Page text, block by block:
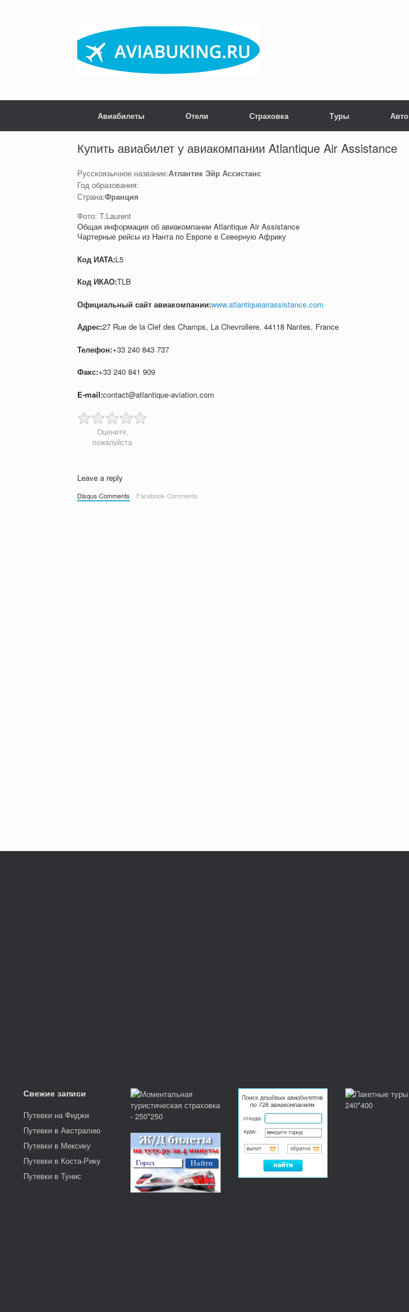
Авиабилеты Отели Страховка Туры Авто
Купить авиабилет у авиакомпании Atlantique Air Assistance
Русскоязычное название:Атлантик Эйр Ассистанс
Год образования:
Страна:Франция
Фото: T.Laurent
Общая информация об авиакомпании Atlantique Air Assistance
Чартерные рейсы из Нанта по Европе в Северную Африку
Код ИАТА:L5
Код ИКАО:TLB
Официальный cайт авиакомпании:www.atlantiqueairassistance.com
Адрес:27 Rue de la Clef des Champs, La Chevrollere, 44118 Nantes, France
Телефон:+33 240 843 737
Факс:+33 240 841 909
E-mail:contact@atlantique-aviation.com
Оцените,
пожалуйста
Post navigation
Leave a reply
Disqus Comments Facebook Comments
Свежие записи
Путевки на Фиджи
Путевки в Австралию
Путевки в Мексику
Путевки в Коста-Рику
Путевки в Тунис